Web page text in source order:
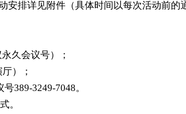
安排详见附件（具体时间以每次活动前的
久会议号）；
）；
号389-3249-7048。
。